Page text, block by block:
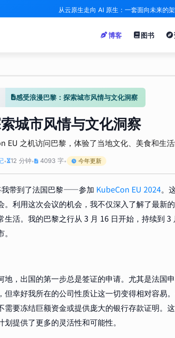
从云原生走向 AI 原生：一套面向未来的
博客 图书
感受浪漫巴黎：探索城市风情与文化洞察
城市风情与文化洞察
EU 之机访问巴黎，体验了当地文化、美食和生活
• 12 分钟• 4093 字• 今年更新
我带到了法国巴黎——参加 KubeCon EU 2024。
。利用这次会议的机会，我不仅深入了解了最新
活。我的巴黎之行从 3 月 16 日开始，持续到 3
地，出国的第一步总是签证的申请。尤其是法国
幸好我所在的公司性质让这一切变得相对容易
要冻结巨额资金或提供庞大的银行存款证明。
提供了更多的灵活性和可能性。